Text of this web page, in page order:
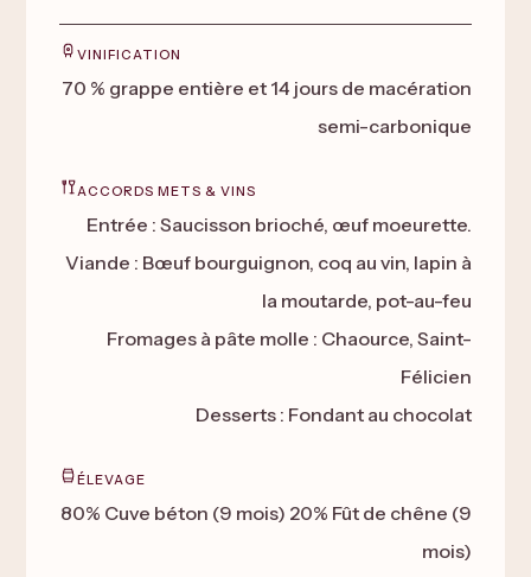
VINIFICATION
70 % grappe entière et 14 jours de macération
semi-carbonique
ACCORDS METS & VINS
Entrée : Saucisson brioché, œuf moeurette.
Viande : Bœuf bourguignon, coq au vin, lapin à
la moutarde, pot-au-feu
Fromages à pâte molle : Chaource, Saint-
Félicien
Desserts : Fondant au chocolat
ÉLEVAGE
80% Cuve béton (9 mois) 20% Fût de chêne (9
mois)